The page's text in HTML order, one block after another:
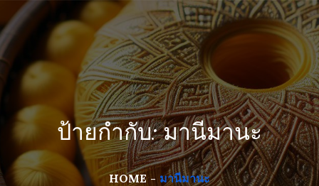
ป้ายกำกับ: มานีมานะ
HOME มานีมานะ